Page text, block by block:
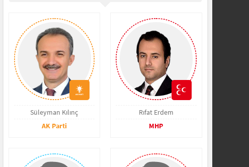
Süleyman Kılınç
AK Parti
Rıfat Erdem
MHP